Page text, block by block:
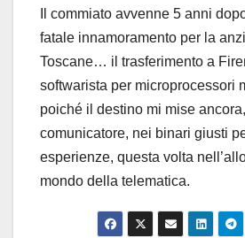
Il commiato avvenne 5 anni
fatale innamoramento per la
Toscane… il trasferimento a
softwarista per microprocessori
poiché il destino mi mise
comunicatore, nei binari giusti
esperienze, questa volta
mondo della telematica.